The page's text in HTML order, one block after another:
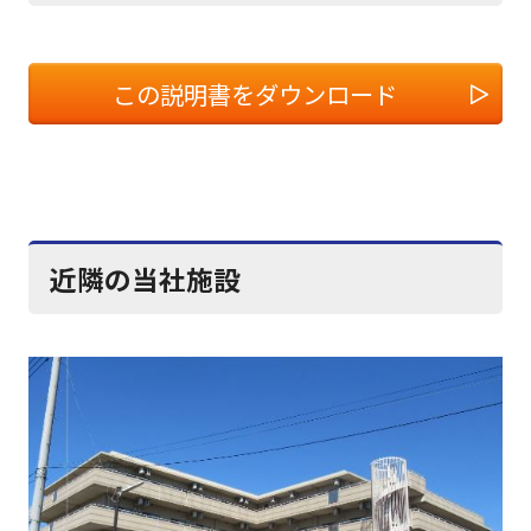
この説明書をダウンロード
近隣の当社施設